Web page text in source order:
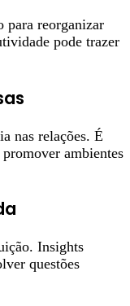
para reorganizar
pode trazer
nas relações. É
ambientes
Insights
questões